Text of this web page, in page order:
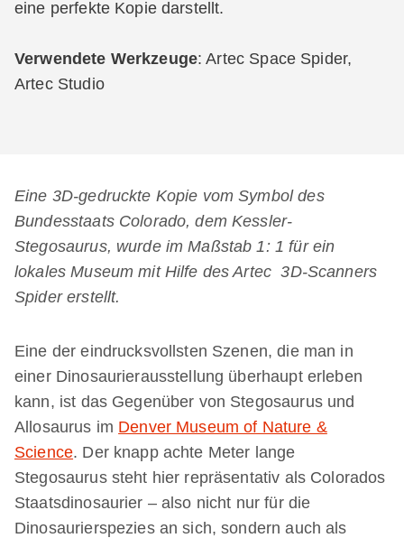
eine perfekte Kopie darstellt.
Verwendete Werkzeuge: Artec Space Spider,
Artec Studio
Eine 3D-gedruckte Kopie vom Symbol des
Bundesstaats Colorado, dem Kessler-
Stegosaurus, wurde im Maßstab 1: 1 für ein
lokales Museum mit Hilfe des Artec 3D-Scanners
Spider erstellt.
Eine der eindrucksvollsten Szenen, die man in
einer Dinosaurierausstellung überhaupt erleben
kann, ist das Gegenüber von Stegosaurus und
Allosaurus im Denver Museum of Nature &
Science. Der knapp achte Meter lange
Stegosaurus steht hier repräsentativ als Colorados
Staatsdinosaurier – also nicht nur für die
Dinosaurierspezies an sich, sondern auch als